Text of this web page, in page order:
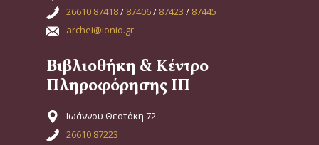
26610 87418/ 87406/ 87423 / 87445
archei@ionio.gr
Βιβλιοθήκη & Κέντρο
Πληροφόρησης ΙΠ
Ιωάννου Θεοτόκη 72
26610 87223